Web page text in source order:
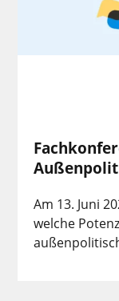
Am 13. Juni
welche